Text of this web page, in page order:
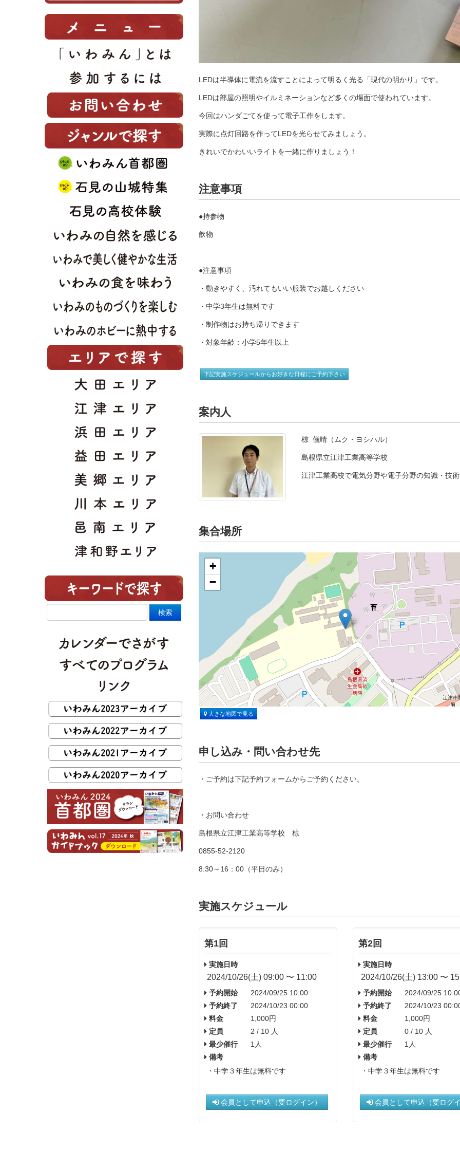
LEDは半導体に電流を流すことによって明るく光る「現代の明かり」です。
LEDは部屋の照明やイルミネーションなど多くの場面で使われています。
今回はハンダごてを使って電子工作をします。
実際に点灯回路を作ってLEDを光らせてみましょう。
きれいでかわいいライトを一緒に作りましょう！
注意事項
●持参物
飲物
●注意事項
・動きやすく、汚れてもいい服装でお越しください
・中学3年生は無料です
・制作物はお持ち帰りできます
・対象年齢：小学5年生以上
下記実施スケジュールからお好きな日程にご予約下さい
案内人
椋 儀晴（ムク・ヨシハル）
島根県立江津工業高等学校
江津工業高校で電気分野や電子分野の知識・技
集合場所
+
−
大きな地図で見る
申し込み・問い合わせ先
・ご予約は下記予約フォームからご予約ください。
・お問い合わせ
島根県立江津工業高等学校 椋
0855-52-2120
8:30～16：00（平日のみ）
実施スケジュール
第1回
実施日時
2024/10/26(土) 09:00 〜 11:00
予約開始
2024/09/25 10:00
予約終了
2024/10/23 00:00
料金
1,000円
定員
2 / 10 人
最少催行
1人
備考
・中学３年生は無料です
会員として申込（要ログイン）
第2回
実施日時
2024/10/26(土) 13:00 〜
予約開始
2024/09/25
予約終了
2024/10/23
料金
1,000円
定員
0 / 10 人
最少催行
1人
備考
・中学３年生は無料です
会員として申込（要ログイ